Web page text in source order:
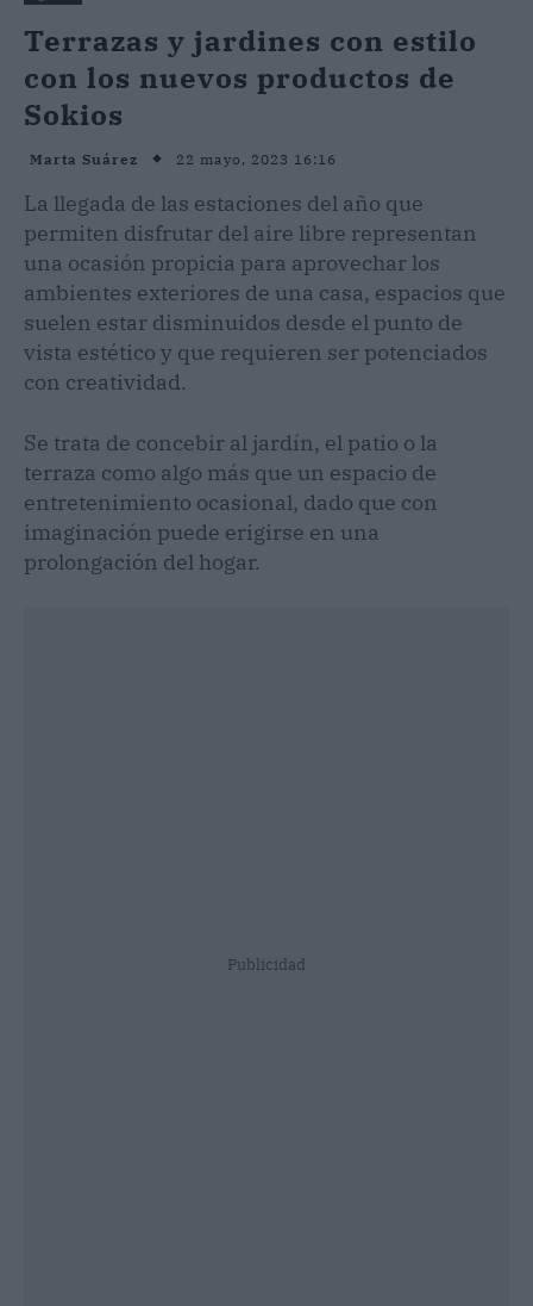
Terrazas y jardines con estilo
con los nuevos productos de
Sokios
Marta Suárez 22 mayo, 2023 16:16
La llegada de las estaciones del año que
permiten disfrutar del aire libre representan
una ocasión propicia para aprovechar los
ambientes exteriores de una casa, espacios que
suelen estar disminuidos desde el punto de
vista estético y que requieren ser potenciados
con creatividad.
Se trata de concebir al jardín, el patio o la
terraza como algo más que un espacio de
entretenimiento ocasional, dado que con
imaginación puede erigirse en una
prolongación del hogar.
Publicidad